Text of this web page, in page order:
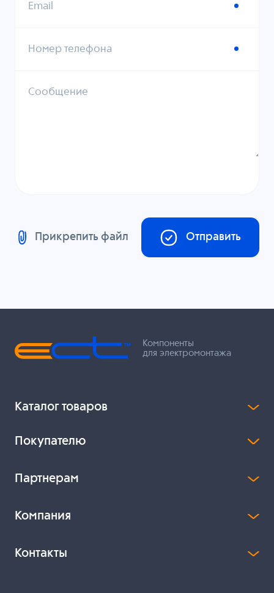
Email
Номер телефона
Сообщение
Прикрепить файл Отправить
Компоненты
для электромонтажа
Каталог товаров
Покупателю
Партнерам
Компания
Контакты